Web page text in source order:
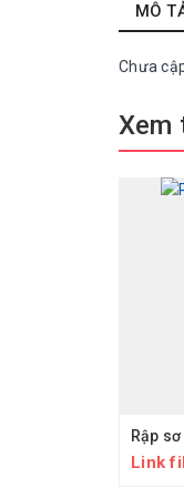
MÔ
Chưa
Xem
Rập
Link